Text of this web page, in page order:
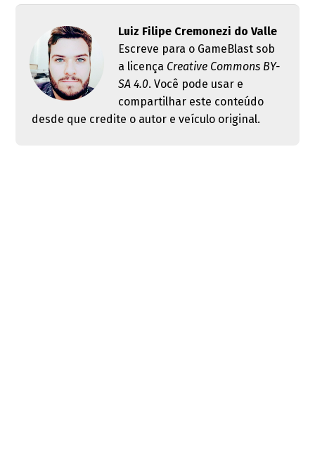
Luiz Filipe Cremonezi do Valle
Escreve para o GameBlast sob
a licença Creative Commons BY-
SA 4.0. Você pode usar e
compartilhar este conteúdo
desde que credite o autor e veículo original.